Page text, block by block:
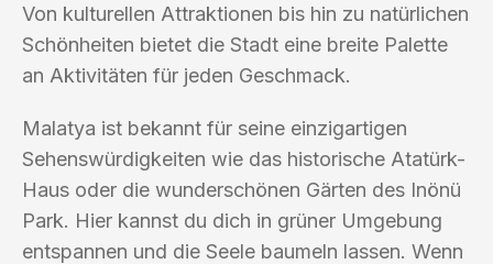
Von kulturellen Attraktionen bis hin zu natürlichen
Schönheiten bietet die Stadt eine breite Palette
an Aktivitäten für jeden Geschmack.
Malatya ist bekannt für seine einzigartigen
Sehenswürdigkeiten wie das historische Atatürk-
Haus oder die wunderschönen Gärten des Inönü
Park. Hier kannst du dich in grüner Umgebung
entspannen und die Seele baumeln lassen. Wenn